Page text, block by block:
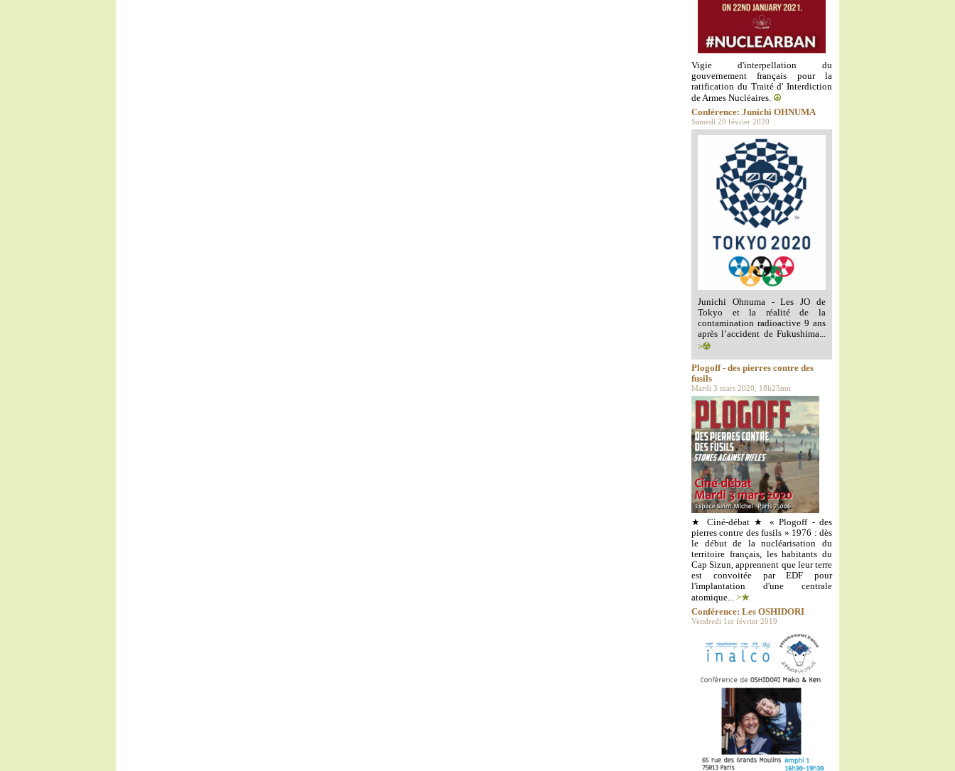
Vigie d'interpellation du
gouvernement français pour la
ratification du Traité d' Interdiction
de Armes Nucléaires. ☮️
Conférence: Junichi OHNUMA
Samedi 29 février 2020
Junichi Ohnuma - Les JO de
Tokyo et la réalité de la
contamination radioactive 9 ans
après l’accident de Fukushima...
>☢️
Plogoff - des pierres contre des
fusils
Mardi 3 mars 2020, 18h25mn
★ Ciné-débat ★ « Plogoff - des
pierres contre des fusils » 1976 : dès
le début de la nucléarisation du
territoire français, les habitants du
Cap Sizun, apprennent que leur terre
est convoitée par EDF pour
l'implantation d'une centrale
atomique... >★
Conférence: Les OSHIDORI
Vendredi 1er février 2019